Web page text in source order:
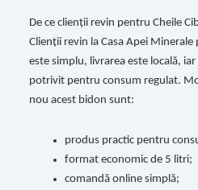
De ce clienții revin pentru Cheile
Clienții revin la Casa Apei
este simplu, livrarea este locală,
potrivit pentru consum regulat.
nou acest bidon sunt:
produs practic pentru
format economic de 5 litri;
comandă online simplă;